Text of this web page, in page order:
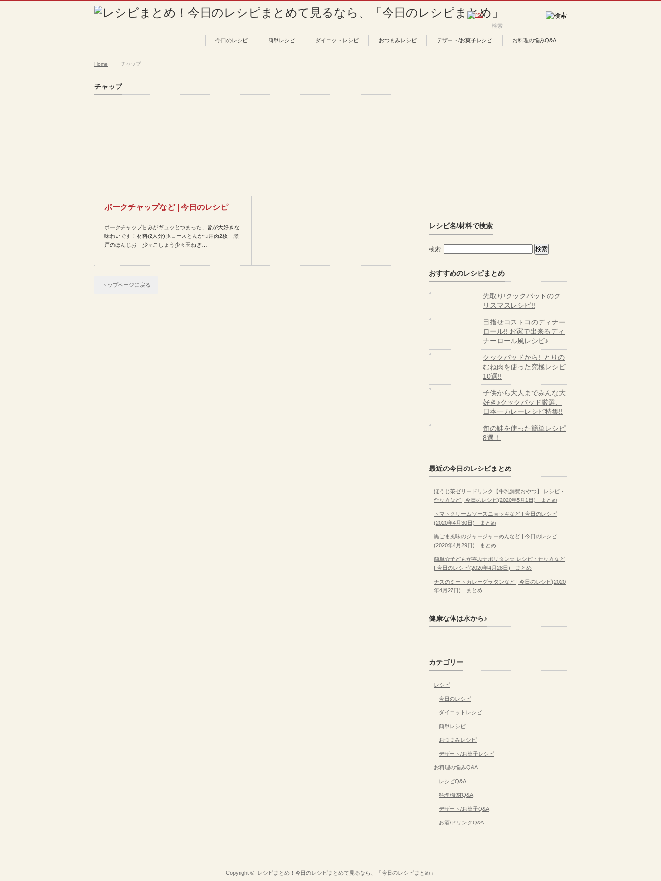
今日のレシピ 簡単レシピ ダイエットレシピ おつまみレシピ デザート/お菓子レシピ お料理の悩みQ&A
Home チャップ
チャップ
ポークチャップなど | 今日のレシピ
(2015年4月30日)…
ポークチャップ甘みがギュッとつまった、皆が大好きな
味わいです！材料(2人分)豚ロースとんかつ用肉2枚「瀬
戸のほんじお」少々こしょう少々玉ねぎ…
トップページに戻る
レシピ名/材料で検索
検索:
おすすめのレシピまとめ
先取り!クックパッドのク
リスマスレシピ!!
目指せコストコのディナー
ロール!! お家で出来るディ
ナーロール風レシピ♪
クックパッドから!! とりの
むね肉を使った究極レシピ
10選!!
子供から大人までみんな大
好き♪クックパッド厳選、
日本一カレーレシピ特集!!
旬の鮭を使った簡単レシピ
8選！
最近の今日のレシピまとめ
ほうじ茶ゼリードリンク【牛乳消費おやつ】 レシピ・
作り方など | 今日のレシピ(2020年5月1日) まとめ
トマトクリームソースニョッキなど | 今日のレシピ
(2020年4月30日) まとめ
黒ごま風味のジャージャーめんなど | 今日のレシピ
(2020年4月29日) まとめ
簡単☆子どもが喜ぶナポリタン☆ レシピ・作り方など
| 今日のレシピ(2020年4月28日) まとめ
ナスのミートカレーグラタンなど | 今日のレシピ(2020
年4月27日) まとめ
健康な体は水から♪
カテゴリー
レシピ
今日のレシピ
ダイエットレシピ
簡単レシピ
おつまみレシピ
デザート/お菓子レシピ
お料理の悩みQ&A
レシピQ&A
料理/食材Q&A
デザート/お菓子Q&A
お酒/ドリンクQ&A
Copyright © レシピまとめ！今日のレシピまとめて見るなら、「今日のレシピまとめ」